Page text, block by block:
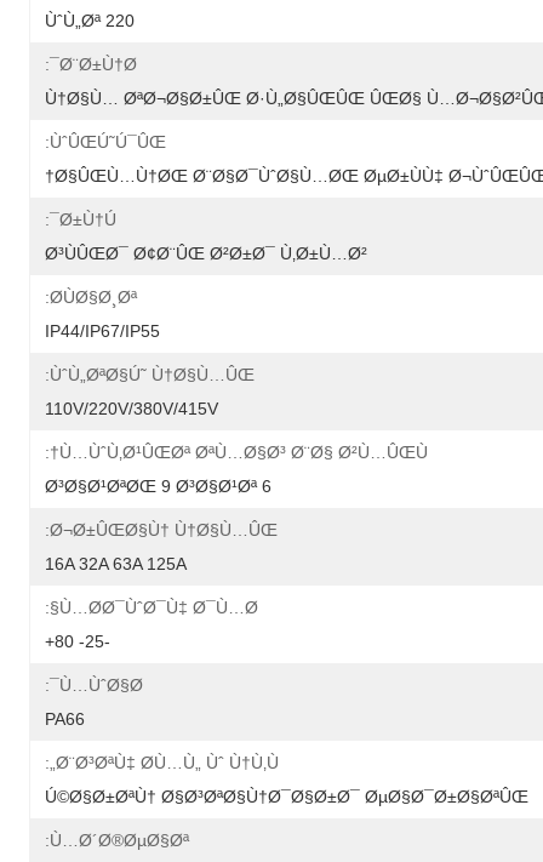
220 ÙˆÙ„Øª
Ø¨Ø±Ù†Ø¯:
Ù†Ø§Ù… ØªØ¬Ø§Ø±ÛŒ Ø·Ù„Ø§ÛŒÛŒ ÛŒØ§
ÙˆÛŒÚ˜Ú¯ÛŒ:
Ø§ÛŒÙ…Ù†ØŒ Ø¨Ø§Ø¯ÙˆØ§Ù…ØŒ ØµØ±ÙÙ‡
Ø±Ù†Ú¯:
Ø³ÙÛŒØ¯ Ø¢Ø¨ÛŒ Ø²Ø±Ø¯ Ù‚Ø±Ù…Ø²
Ø­ÙØ§Ø¸Øª:
IP44/IP67/IP55
ÙˆÙ„ØªØ§Ú˜ Ù†Ø§Ù…ÛŒ:
110V/220V/380V/415V
Ù…ÙˆÙ‚Ø¹ÛŒØª ØªÙ…Ø§Ø³ Ø¨Ø§ Ø²Ù…ÛŒÙ†:
6 Ø³Ø§Ø¹ØªØŒ 9 Ø³Ø§Ø¹Øª
Ø¬Ø±ÛŒØ§Ù† Ù†Ø§Ù…ÛŒ:
16A 32A 63A 125A
Ù…Ø­Ø¯ÙˆØ¯Ù‡ Ø¯Ù…Ø§:
-25- 80+
Ù…ÙˆØ§Ø¯:
PA66
Ø¨Ø³ØªÙ‡ Ø­Ù…Ù„ Ùˆ Ù†Ù‚Ù„:
Ú©Ø§Ø±ØªÙ† Ø§Ø³ØªØ§Ù†Ø¯Ø§Ø±Ø¯ ØµØ§Ø¯Ø±Ø§ØªÛŒ
Ù…Ø´Ø®ØµØ§Øª: